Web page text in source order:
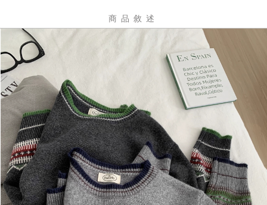
商品敘述